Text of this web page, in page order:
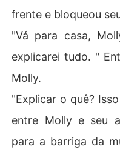
frente e bloqueou
"Vá para casa,
explicarei tudo. "
Molly.
"Explicar o quê?
entre Molly e seu
para a barriga da